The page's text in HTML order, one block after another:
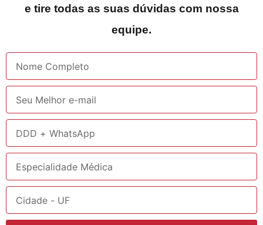
e tire todas as suas dúvidas com nossa
equipe.